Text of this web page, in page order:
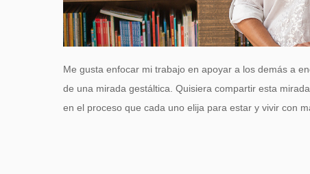
Me gusta enfocar mi trabajo en apoyar a los demás a
de una mirada gestáltica. Quisiera compartir esta
en el proceso que cada uno elija para estar y vivir con